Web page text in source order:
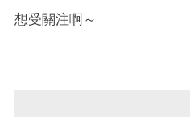
想受關注啊～